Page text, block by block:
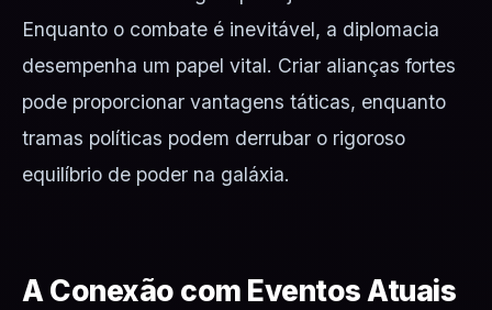
Enquanto o combate é inevitável, a diplomacia
desempenha um papel vital. Criar alianças fortes
pode proporcionar vantagens táticas, enquanto
tramas políticas podem derrubar o rigoroso
equilíbrio de poder na galáxia.
A Conexão com Eventos Atuais